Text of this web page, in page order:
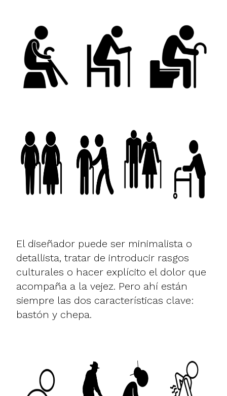
El diseñador puede ser minimalista o
detallista, tratar de introducir rasgos
culturales o hacer explícito el dolor que
acompaña a la vejez. Pero ahí están
siempre las dos características clave:
bastón y chepa.